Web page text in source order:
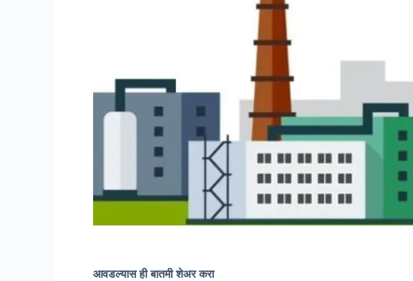
आवडल्यास ही बातमी शेअर करा